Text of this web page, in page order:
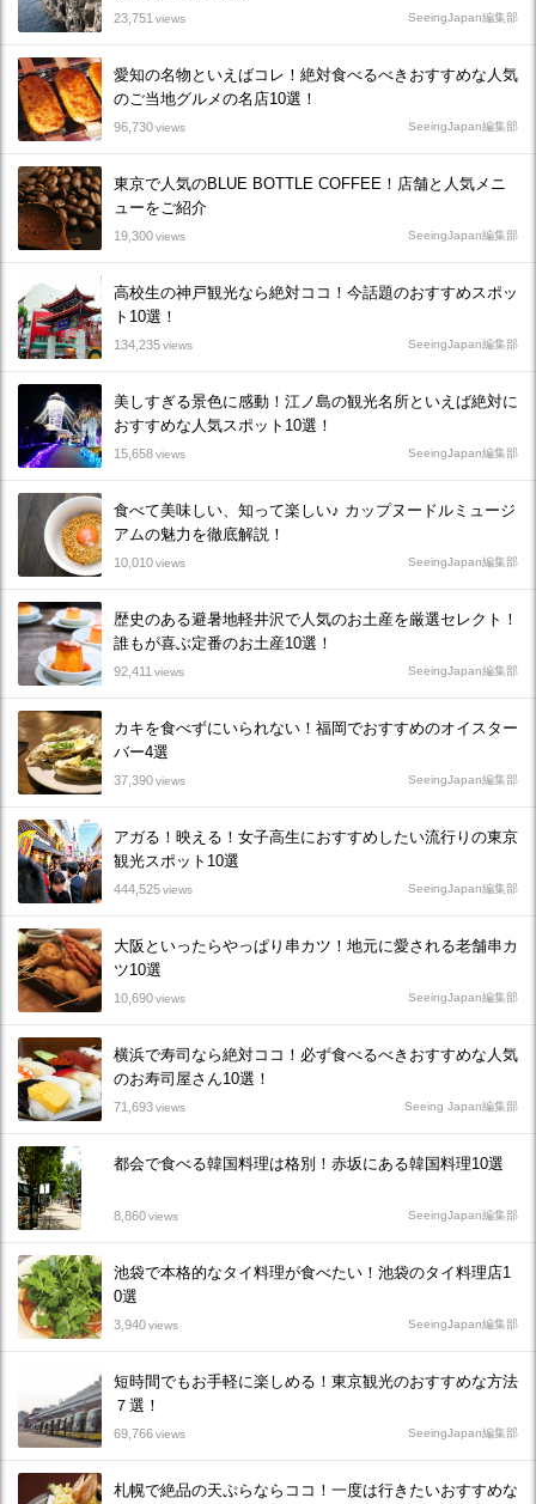
23,751 views SeeingJapan編集部
愛知の名物といえばコレ！絶対食べるべきおすすめな人気
のご当地グルメの名店10選！
96,730views SeeingJapan編集部
東京で人気のBLUE BOTTLE COFFEE！店舗と人気メニ
ューをご紹介
19,300views SeeingJapan編集部
高校生の神戸観光なら絶対ココ！今話題のおすすめスポッ
ト10選！
134,235views SeeingJapan編集部
美しすぎる景色に感動！江ノ島の観光名所といえば絶対に
おすすめな人気スポット10選！
15,658views SeeingJapan編集部
食べて美味しい、知って楽しい♪ カップヌードルミュージ
アムの魅力を徹底解説！
10,010views SeeingJapan編集部
歴史のある避暑地軽井沢で人気のお土産を厳選セレクト！
誰もが喜ぶ定番のお土産10選！
92,411 views SeeingJapan編集部
カキを食べずにいられない！福岡でおすすめのオイスター
バー4選
37,390views SeeingJapan編集部
アガる！映える！女子高生におすすめしたい流行りの東京
観光スポット10選
444,525views SeeingJapan編集部
大阪といったらやっぱり串カツ！地元に愛される老舗串カ
ツ10選
10,690views SeeingJapan編集部
横浜で寿司なら絶対ココ！必ず食べるべきおすすめな人気
のお寿司屋さん10選！
71,693views Seeing Japan編集部
都会で食べる韓国料理は格別！赤坂にある韓国料理10選
8,860views SeeingJapan編集部
池袋で本格的なタイ料理が食べたい！池袋のタイ料理店1
0選
3,940views SeeingJapan編集部
短時間でもお手軽に楽しめる！東京観光のおすすめな方法
７選！
69,766views SeeingJapan編集部
札幌で絶品の天ぷらならココ！一度は行きたいおすすめな